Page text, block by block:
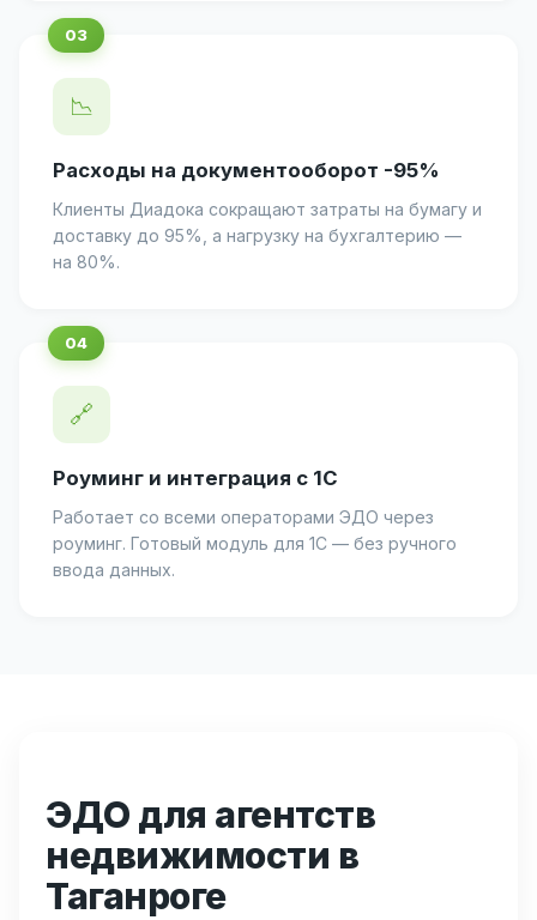
📉
Расходы на документооборот -95%
Клиенты Диадока сокращают затраты на бумагу и
доставку до 95%, а нагрузку на бухгалтерию —
на 80%.
🔗
Роуминг и интеграция с 1С
Работает со всеми операторами ЭДО через
роуминг. Готовый модуль для 1С — без ручного
ввода данных.
ЭДО для агентств
недвижимости в
Таганроге